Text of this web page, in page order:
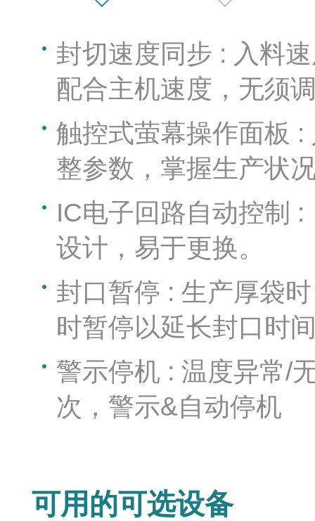
封切速度同步 : 入料
配合主机速度，无须
触控式萤幕操作面板
整参数，掌握生产状
IC电子回路自动控制
设计，易于更换。
封口暂停 : 生产厚袋
时暂停以延长封口时
警示停机 : 温度异常/
次，警示&自动停机
可用的可选设备